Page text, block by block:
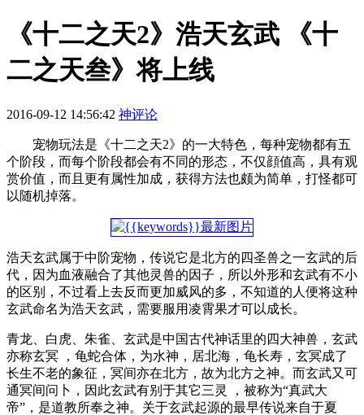
《十二之天2》浩天玄武 《十
二之天叁》将上线
2016-09-12 14:56:42 神评论
宠物玩法是《十二之天2》的一大特色，每种宠物都有五
个阶段，而每个阶段都会有不同的形态，不仅顔值高，具有观
赏价值，而且更有属性加成，获得方法也颇为简单，打怪都可
以随机掉落。
浩天玄武属于中阶宠物，传说它是北方的四圣兽之一玄武的后
代，因为血液融合了其他灵兽的因子，所以外形和玄武有不小
的区别，不过看上去反而更加威风的多，不知道的人便将这种
玄武命名为浩天玄武，需要服用凌霄果才可以成长。
青龙、白虎、朱雀、玄武是中国古代神话里的四大神兽，玄武
亦称玄冥 ，龟蛇合体，为水神，居北海，龟长寿，玄冥成了
长生不老的象征，冥间亦在北方，故为北方之神。而玄武又可
通冥间问卜，因此玄武有别于其它三灵 ，被称为“真武大
帝”，是道教所奉之神。关于玄武起源的最早传说来自于夏